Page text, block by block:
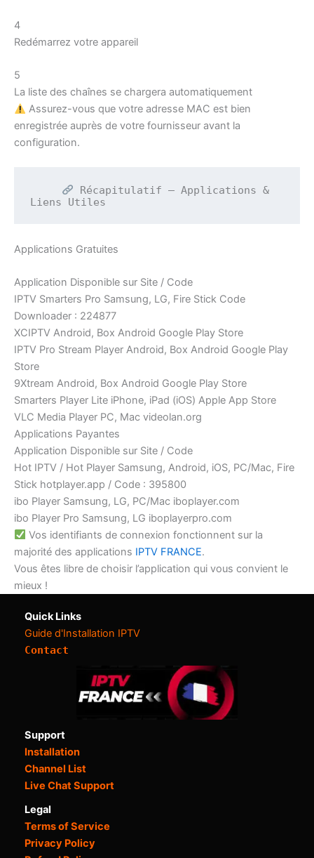
4
Redémarrez votre appareil
5
La liste des chaînes se chargera automatiquement
Assurez-vous que votre adresse MAC est bien
enregistrée auprès de votre fournisseur avant la
configuration.
Récapitulatif – Applications &
Liens Utiles
Applications Gratuites
Application Disponible sur Site / Code
IPTV Smarters Pro Samsung, LG, Fire Stick Code
Downloader : 224877
XCIPTV Android, Box Android Google Play Store
IPTV Pro Stream Player Android, Box Android Google Play
Store
9Xtream Android, Box Android Google Play Store
Smarters Player Lite iPhone, iPad (iOS) Apple App Store
VLC Media Player PC, Mac videolan.org
Applications Payantes
Application Disponible sur Site / Code
Hot IPTV / Hot Player Samsung, Android, iOS, PC/Mac, Fire
Stick hotplayer.app / Code : 395800
ibo Player Samsung, LG, PC/Mac iboplayer.com
ibo Player Pro Samsung, LG iboplayerpro.com
Vos identifiants de connexion fonctionnent sur la
majorité des applications IPTV FRANCE.
Vous êtes libre de choisir l’application qui vous convient le
mieux !
Quick Links
Guide d'Installation IPTV
Contact
Support
Installation
Channel List
Live Chat Support
Legal
Terms of Service
Privacy Policy